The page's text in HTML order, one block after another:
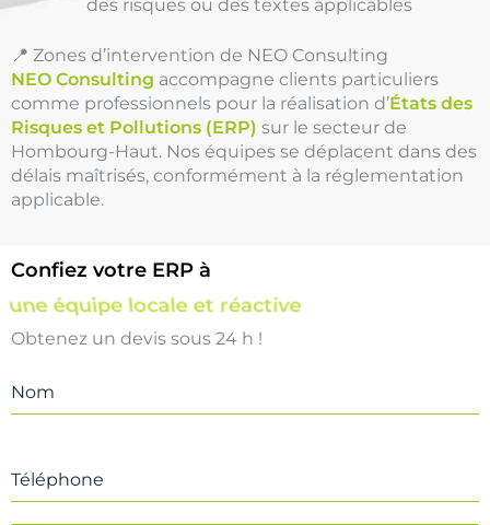
📍 Zones d’intervention de NEO Consulting
NEO Consulting accompagne clients particuliers
comme professionnels pour la réalisation d’États des
Risques et Pollutions (ERP) sur le secteur de
Hombourg-Haut. Nos équipes se déplacent dans des
délais maîtrisés, conformément à la réglementation
applicable.
Confiez votre ERP à
une équipe locale et réactive
Obtenez un devis sous 24 h !
Nom
Téléphone